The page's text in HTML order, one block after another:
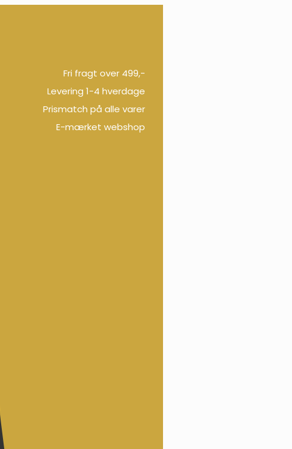
Fri fragt over 499,-
Levering 1-4 hverdage
Prismatch på alle varer
E-mærket webshop